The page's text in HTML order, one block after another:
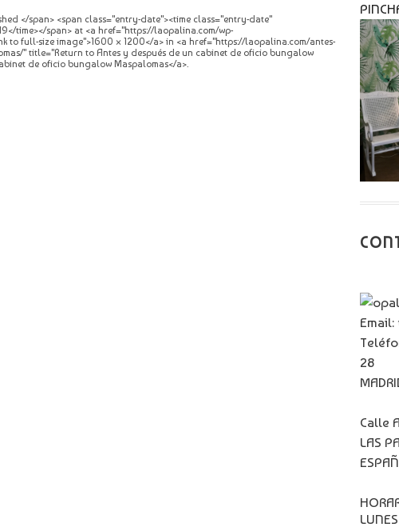
</span> <span class="entry-date"><time class="entry-date"
time></span> at <a href="https://laopalina.com/wp-
to full-size image">1600 × 1200</a> in <a href="https://laopalina.com/antes-
" title="Return to Antes y después de un cabinet de oficio bungalow
de oficio bungalow Maspalomas</a>.
Email:
28
Calle
LAS